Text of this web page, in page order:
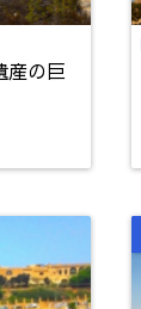
産の巨